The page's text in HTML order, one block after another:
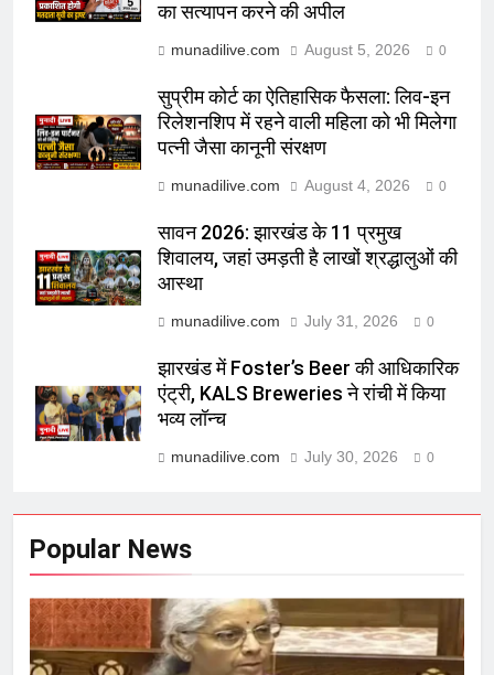
का सत्यापन करने की अपील
munadilive.com August 5, 2026 0
सुप्रीम कोर्ट का ऐतिहासिक फैसला: लिव-इन
रिलेशनशिप में रहने वाली महिला को भी मिलेगा
पत्नी जैसा कानूनी संरक्षण
munadilive.com August 4, 2026 0
सावन 2026: झारखंड के 11 प्रमुख
शिवालय, जहां उमड़ती है लाखों श्रद्धालुओं की
आस्था
munadilive.com July 31, 2026 0
झारखंड में Foster’s Beer की आधिकारिक
एंट्री, KALS Breweries ने रांची में किया
भव्य लॉन्च
munadilive.com July 30, 2026 0
Popular News